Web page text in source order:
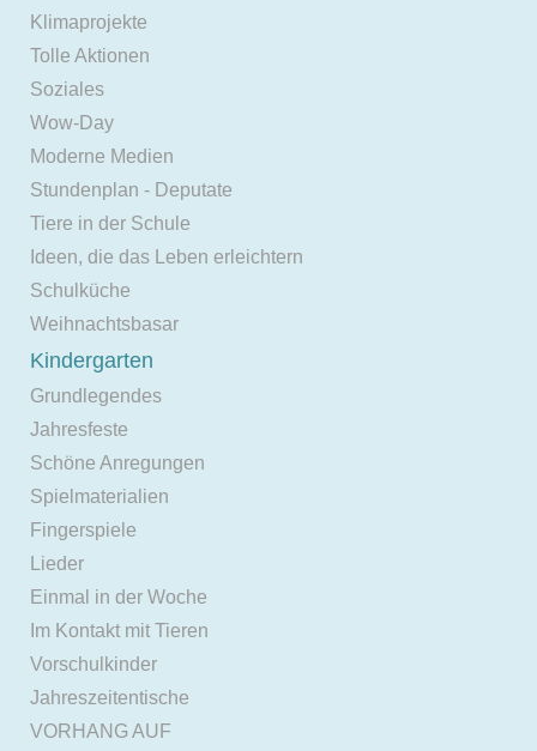
Klimaprojekte
Tolle Aktionen
Soziales
Wow-Day
Moderne Medien
Stundenplan - Deputate
Tiere in der Schule
Ideen, die das Leben erleichtern
Schulküche
Weihnachtsbasar
Kindergarten
Grundlegendes
Jahresfeste
Schöne Anregungen
Spielmaterialien
Fingerspiele
Lieder
Einmal in der Woche
Im Kontakt mit Tieren
Vorschulkinder
Jahreszeitentische
VORHANG AUF